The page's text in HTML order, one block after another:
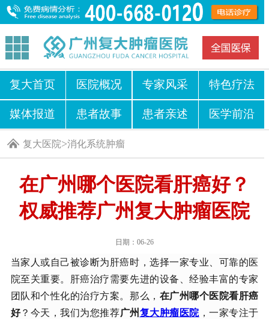
复大首页 医院概况 专家风采 特色疗法
媒体报道 患者故事 患者亲述 医学前沿
复大医院>消化系统肿瘤
在广州哪个医院看肝癌好？
权威推荐广州复大肿瘤医院
日期：06-26
当家人或自己被诊断为肝癌时，选择一家专业、可靠的医
院至关重要。肝癌治疗需要先进的设备、经验丰富的专家
团队和个性化的治疗方案。那么， 在广州哪个医院看肝癌
好？今天，我们为您推荐广州复大肿瘤医院，一家专注于